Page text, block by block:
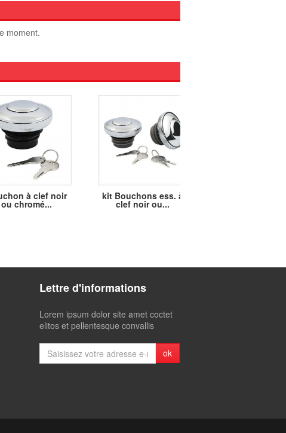
moment.
à clef noir
ou chromé...
kit Bouchons ess. à
clef noir ou...
Lettre d'informations
Lorem ipsum dolor site amet coctet
elitos et pellentesque convallis
ok